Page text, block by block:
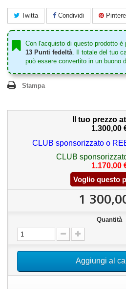
Twitta Condividi
Con l'acquisto di questo prodotto
13 Punti fedeltà. Il totale del tuo
può essere convertito in un buono
Stampa
Il tuo prezzo
1.300,00
CLUB sponsorizzato o
CLUB
1.170,00
Voglio questo
1
Quantità
Aggiungi al